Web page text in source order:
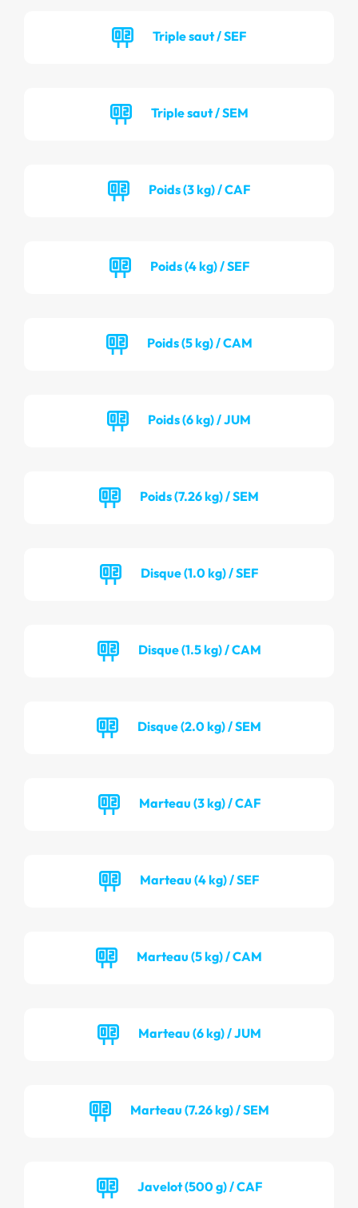
Triple saut / SEF
Triple saut / SEM
Poids (3 kg) / CAF
Poids (4 kg) / SEF
Poids (5 kg) / CAM
Poids (6 kg) / JUM
Poids (7.26 kg) / SEM
Disque (1.0 kg) / SEF
Disque (1.5 kg) / CAM
Disque (2.0 kg) / SEM
Marteau (3 kg) / CAF
Marteau (4 kg) / SEF
Marteau (5 kg) / CAM
Marteau (6 kg) / JUM
Marteau (7.26 kg) / SEM
Javelot (500 g) / CAF